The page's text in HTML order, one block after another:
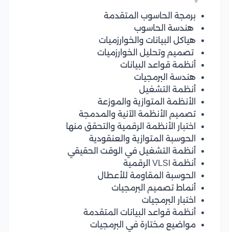
برمجة الحاسوب المتقدمة
هندسة الحاسوب
هياكل البيانات والخوارزميات
تصميم وتحليل الخوارزميات
أنظمة قواعد البيانات
هندسة البرمجيات
أنظمة التشغيل
الأنظمة المتوازية والموزعة
تصميم الأنظمة الآنية والمدمجة
اختبار الأنظمة الرقمية والتحقق منها
الحوسبة المتوازية والعنقودية
أنظمة التشغيل في الوقت الحقيقي
أنظمة VLSI الرقمية
الحوسبة المقاومة للأعطال
أنماط تصميم البرمجيات
اختبار البرمجيات
أنظمة قواعد البيانات المتقدمة
مواضيع مختارة في البرمجيات